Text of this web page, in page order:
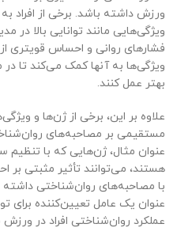
ورزش داشته باشد. برخی از افراد
ویژگی‌هایی مانند توانایی بالا در
فشارهای روانی و احساس قویتری
ویژگی‌ها به آنها کمک می‌کند تا
بهتر عمل کنند.
علاوه بر این، برخی از ژن‌ها و
مستقیمی بر مصاحبه‌های
عنوان مثال، ژن‌هایی که با
هستند، می‌توانند تأثیر مثبتی بر
با مصاحبه‌های روان‌شناختی داشته
عنوان یک عامل تعیین‌کننده برای
عملکرد روان‌شناختی افراد در